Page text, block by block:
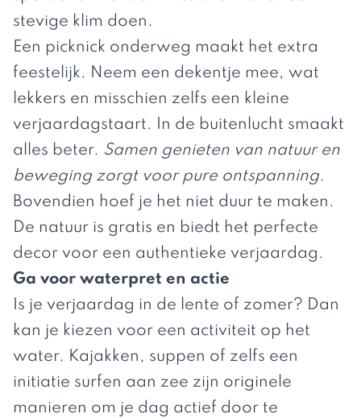
stevige klim doen.
Een picknick onderweg maakt het extra
feestelijk. Neem een dekentje mee, wat
lekkers en misschien zelfs een kleine
verjaardagstaart. In de buitenlucht smaakt
alles beter. Samen genieten van natuur en
beweging zorgt voor pure ontspanning.
Bovendien hoef je het niet duur te maken.
De natuur is gratis en biedt het perfecte
decor voor een authentieke verjaardag.
Ga voor waterpret en actie
Is je verjaardag in de lente of zomer? Dan
kan je kiezen voor een activiteit op het
water. Kajakken, suppen of zelfs een
initiatie surfen aan zee zijn originele
manieren om je dag actief door te